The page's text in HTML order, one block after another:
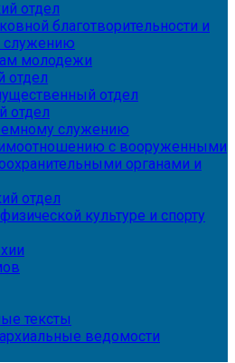
отдел
благотворительности и
служению
молодежи
отдел
отдел
отдел
служению
с вооруженными
органами и
отдел
культуре и спорту
тексты
ведомости